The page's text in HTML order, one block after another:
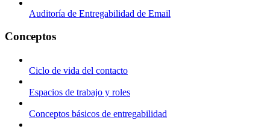
Auditoría de Entregabilidad de Email
Conceptos
Ciclo de vida del contacto
Espacios de trabajo y roles
Conceptos básicos de entregabilidad